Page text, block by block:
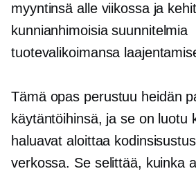
myyntinsä alle viikossa ja
kunnianhimoisia suunnitelmia
tuotevalikoimansa
Tämä opas perustuu heidän
käytäntöihinsä, ja se on luotu
haluavat aloittaa
verkossa. Se selittää, kuinka